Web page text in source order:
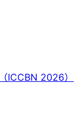
（ICCBN 2026）